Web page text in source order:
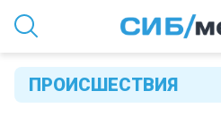
ПРОИСШЕСТВИЯ